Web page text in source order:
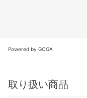
Powered by GOGA
取り扱い商品